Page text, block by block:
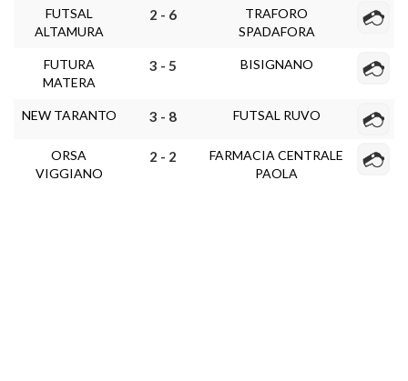
FUTSAL
ALTAMURA
2 - 6
TRAFORO
SPADAFORA
FUTURA
MATERA
3 - 5 BISIGNANO
NEW TARANTO 3 - 8 FUTSAL RUVO
ORSA
VIGGIANO
2 - 2
FARMACIA CENTRALE
PAOLA